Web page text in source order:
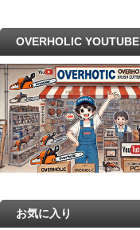
OVERHOLIC YOUTUBE
お気に入り